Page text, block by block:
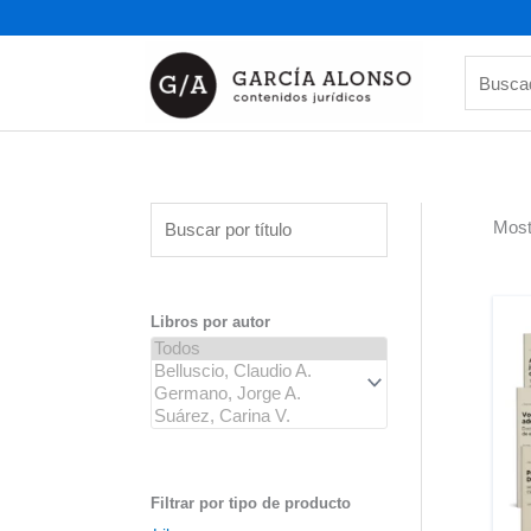
al
a
r
p
o
í
Libros por autor
Filtrar por tipo de producto